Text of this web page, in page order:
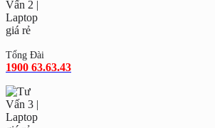
Tổng Đài
1900 63.63.43